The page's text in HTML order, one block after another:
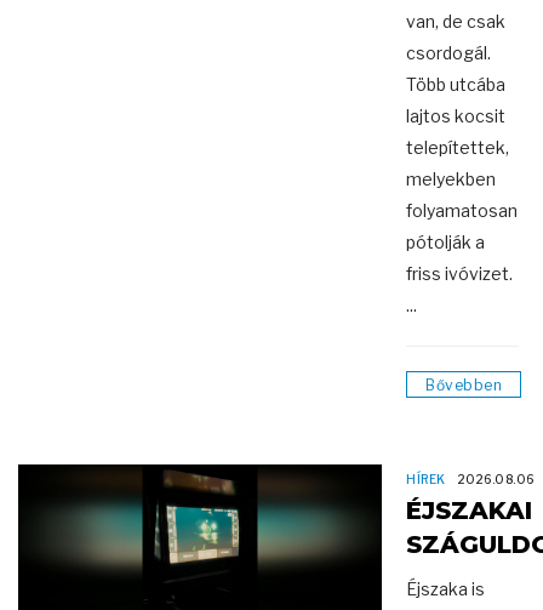
van, de csak
csordogál.
Több utcába
lajtos kocsit
telepítettek,
melyekben
folyamatosan
pótolják a
friss ivóvizet.
...
Bővebben
HÍREK 2026.08.06
ÉJSZAKAI
Éjszaka is